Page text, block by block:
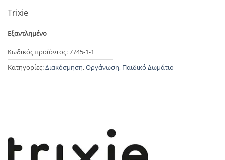
35.00 €.
Trixie
Εξαντλημένο
Κωδικός προϊόντος:7745-1-1
Κατηγορίες:Διακόσμηση,Οργάνωση, Παιδικό Δωμάτιο